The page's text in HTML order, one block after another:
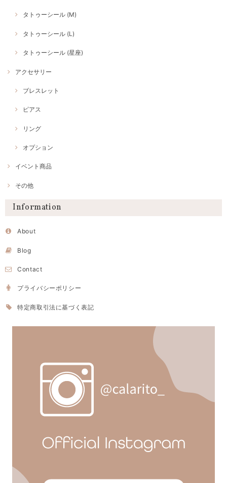
タトゥーシール (M)
タトゥーシール (L)
タトゥーシール (星座)
アクセサリー
ブレスレット
ピアス
リング
オプション
イベント商品
その他
Information
About
Blog
Contact
プライバシーポリシー
特定商取引法に基づく表記